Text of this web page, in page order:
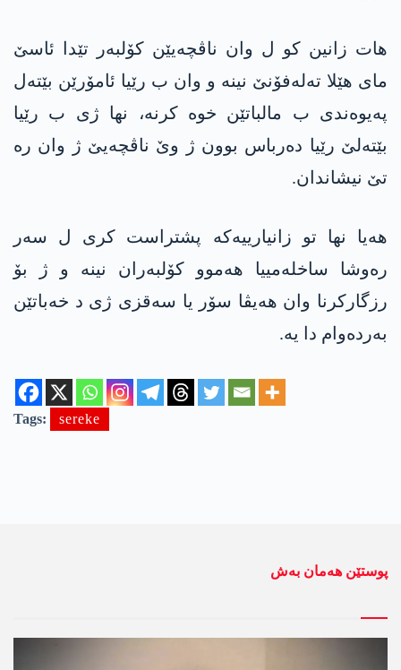
هات زانین کو ل وان ناڤچەیێن کۆلبەر تێدا ئاسێ
مای هێلا تەلەفۆنێ نینە و وان ب رێیا ئامۆرێن بێتەل
پەیوەندی ب مالباتێن خوە کرنە، نها ژی ب رێیا
بێتەلێ رێیا دەرباس بوون ژ وێ ناڤچەیێ ژ وان رە
تێ نیشاندان.
هەیا نها تو زانیارییەکە پشتراست کری ل سەر
رەوشا ساخلەمییا هەموو کۆلبەران نینە و ژ بۆ
رزگارکرنا وان هه‌یڤا سۆر یا سەقزی ژی د خەباتێن
بەردەوام دا یە.
Tags: sereke
پوستێن ھەمان بەش